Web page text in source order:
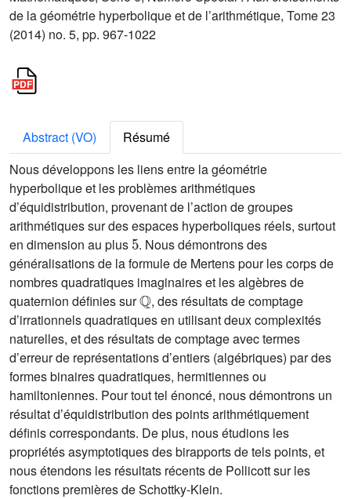
de la géométrie hyperbolique et de l’arithmétique, Tome 23
(2014) no. 5, pp. 967-1022
Abstract (VO)
Résumé
Nous développons les liens entre la géométrie
hyperbolique et les problèmes arithmétiques
d’équidistribution, provenant de l’action de groupes
arithmétiques sur des espaces hyperboliques réels, surtout
en dimension au plus
5
. Nous démontrons des
généralisations de la formule de Mertens pour les corps de
nombres quadratiques imaginaires et les algèbres de
quaternion définies sur
ℚ
, des résultats de comptage
d’irrationnels quadratiques en utilisant deux complexités
naturelles, et des résultats de comptage avec termes
d’erreur de représentations d’entiers (algébriques) par des
formes binaires quadratiques, hermitiennes ou
hamiltoniennes. Pour tout tel énoncé, nous démontrons un
résultat d’équidistribution des points arithmétiquement
définis correspondants. De plus, nous étudions les
propriétés asymptotiques des birapports de tels points, et
nous étendons les résultats récents de Pollicott sur les
fonctions premières de Schottky-Klein.